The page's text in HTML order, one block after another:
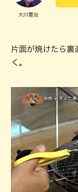
大川豊治
片面が焼けたら裏
く。